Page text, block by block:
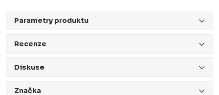
Parametry produktu
Recenze
Diskuse
Značka